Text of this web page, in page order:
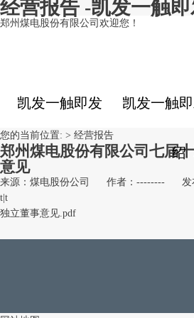
经营报告 -凯发一触
郑州煤电股份有限公司欢迎您！
凯发一触即发 凯发一触
绍
您的当前位置: > 经营报告
郑州煤电股份有限公司七届
意见
来源：煤电股份公司 作者：-------- 发
t t
独立董事意见.pdf